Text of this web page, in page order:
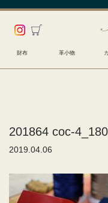
財布 革小物
201864 coc-
2019.04.06